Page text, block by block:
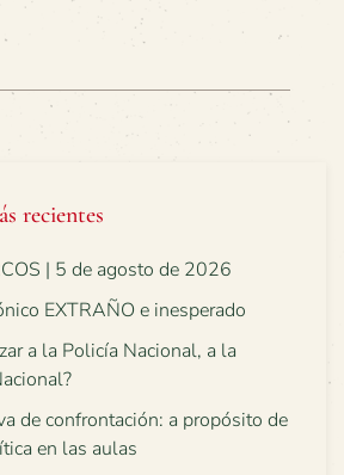
recientes
| 5 de agosto de 2026
EXTRAÑO e inesperado
a la Policía Nacional, a la
de confrontación: a propósito de
en las aulas